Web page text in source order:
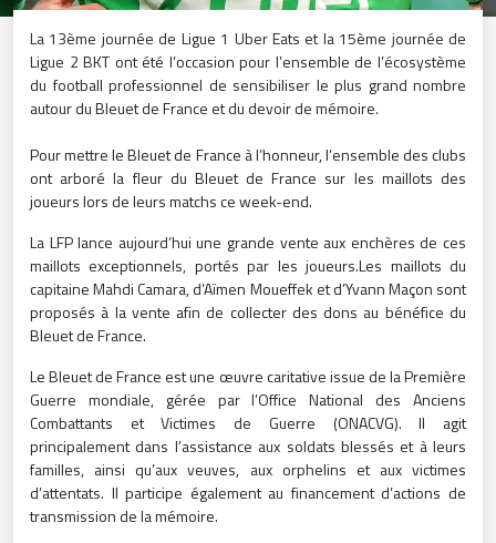
La 13ème journée de Ligue 1 Uber Eats et la 15ème journée de
Ligue 2 BKT ont été l’occasion pour l’ensemble de l’écosystème
du football professionnel de sensibiliser le plus grand nombre
autour du Bleuet de France et du devoir de mémoire.
Pour mettre le Bleuet de France à l’honneur, l’ensemble des clubs
ont arboré la fleur du Bleuet de France sur les maillots des
joueurs lors de leurs matchs ce week-end.
La LFP lance aujourd’hui une grande vente aux enchères de ces
maillots exceptionnels, portés par les joueurs.Les maillots du
capitaine Mahdi Camara, d’Aïmen Moueffek et d’Yvann Maçon sont
proposés à la vente afin de collecter des dons au bénéfice du
Bleuet de France.
Le Bleuet de France est une œuvre caritative issue de la Première
Guerre mondiale, gérée par l’Office National des Anciens
Combattants et Victimes de Guerre (ONACVG). Il agit
principalement dans l’assistance aux soldats blessés et à leurs
familles, ainsi qu’aux veuves, aux orphelins et aux victimes
d’attentats. Il participe également au financement d’actions de
transmission de la mémoire.